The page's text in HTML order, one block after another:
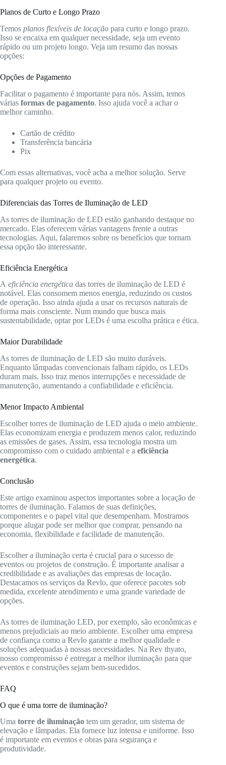
Planos de Curto e Longo Prazo
Temos planos flexíveis de locação para curto e longo prazo.
Isso se encaixa em qualquer necessidade, seja um evento
rápido ou um projeto longo. Veja um resumo das nossas
opções:
Opções de Pagamento
Facilitar o pagamento é importante para nós. Assim, temos
várias formas de pagamento. Isso ajuda você a achar o
melhor caminho.
Cartão de crédito
Transferência bancária
Pix
Com essas alternativas, você acha a melhor solução. Serve
para qualquer projeto ou evento.
Diferenciais das Torres de Iluminação de LED
As torres de iluminação de LED estão ganhando destaque no
mercado. Elas oferecem várias vantagens frente a outras
tecnologias. Aqui, falaremos sobre os benefícios que tornam
essa opção tão interessante.
Eficiência Energética
A eficiência energética das torres de iluminação de LED é
notável. Elas consomem menos energia, reduzindo os custos
de operação. Isso ainda ajuda a usar os recursos naturais de
forma mais consciente. Num mundo que busca mais
sustentabilidade, optar por LEDs é uma escolha prática e ética.
Maior Durabilidade
As torres de iluminação de LED são muito duráveis.
Enquanto lâmpadas convencionais falham rápido, os LEDs
duram mais. Isso traz menos interrupções e necessidade de
manutenção, aumentando a confiabilidade e eficiência.
Menor Impacto Ambiental
Escolher torres de iluminação de LED ajuda o meio ambiente.
Elas economizam energia e produzem menos calor, reduzindo
as emissões de gases. Assim, essa tecnologia mostra um
compromisso com o cuidado ambiental e a eficiência
energética.
Conclusão
Este artigo examinou aspectos importantes sobre a locação de
torres de iluminação. Falamos de suas definições,
componentes e o papel vital que desempenham. Mostramos
porque alugar pode ser melhor que comprar, pensando na
economia, flexibilidade e facilidade de manutenção.
Escolher a iluminação certa é crucial para o sucesso de
eventos ou projetos de construção. É importante analisar a
credibilidade e as avaliações das empresas de locação.
Destacamos os serviços da Revlo, que oferece pacotes sob
medida, excelente atendimento e uma grande variedade de
opções.
As torres de iluminação LED, por exemplo, são econômicas e
menos prejudiciais ao meio ambiente. Escolher uma empresa
de confiança como a Revlo garante a melhor qualidade e
soluções adequadas à nossas necessidades. Na Rev thyato,
nosso compromisso é entregar a melhor iluminação para que
eventos e construções sejam bem-sucedidos.
FAQ
O que é uma torre de iluminação?
Uma torre de iluminação tem um gerador, um sistema de
elevação e lâmpadas. Ela fornece luz intensa e uniforme. Isso
é importante em eventos e obras para segurança e
produtividade.